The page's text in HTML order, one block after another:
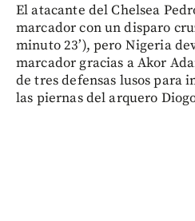
El atacante del Chelsea
marcador con un disparo
minuto 23’), pero Nigeria
marcador gracias a Akor
de tres defensas lusos para
las piernas del arquero